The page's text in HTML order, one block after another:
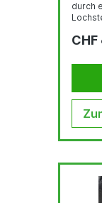
durch
Das